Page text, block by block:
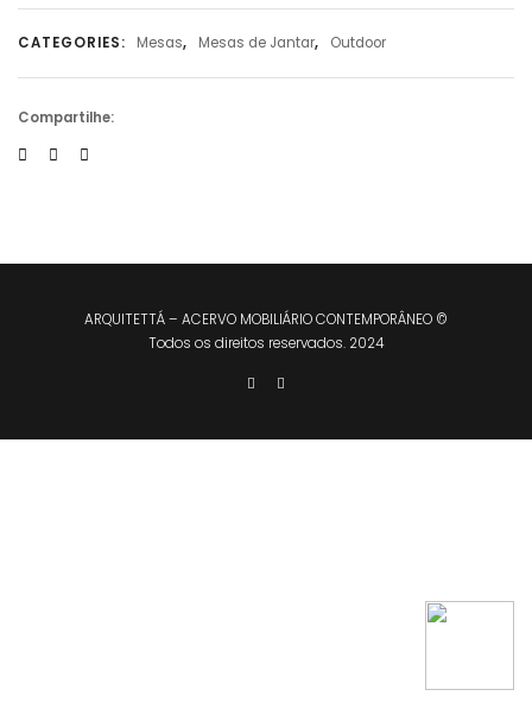
CATEGORIES: Mesas, Mesas de Jantar, Outdoor
Compartilhe:
ARQUITETTÁ – ACERVO MOBILIÁRIO CONTEMPORÂNEO ©
Todos os direitos reservados. 2024